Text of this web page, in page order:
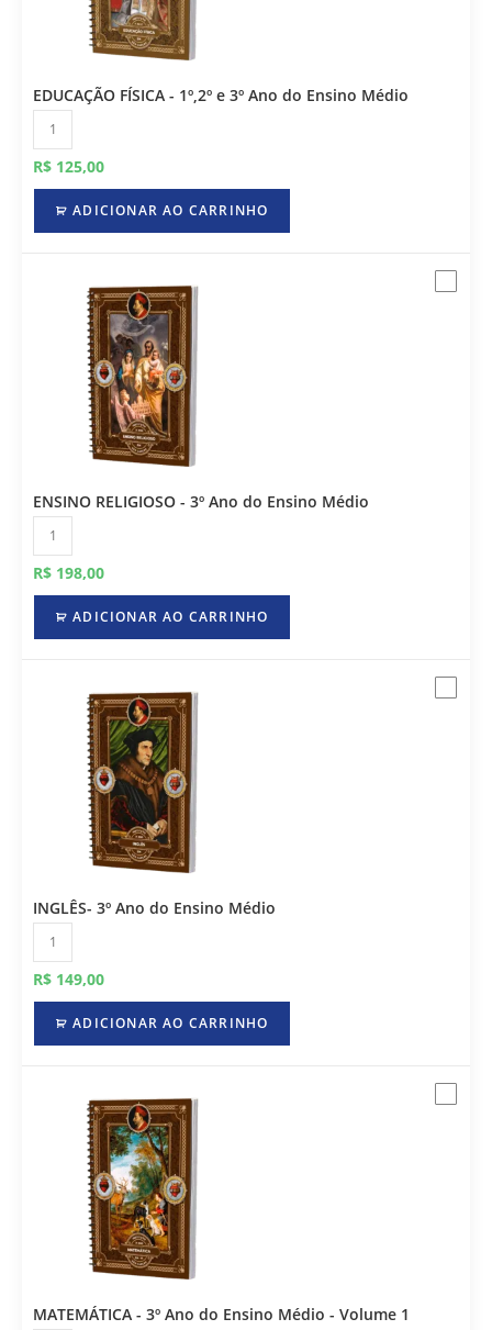
EDUCAÇÃO FÍSICA - 1º,2º e 3º Ano do Ensino Médio
R$ 125,00
ADICIONAR AO CARRINHO
ENSINO RELIGIOSO - 3º Ano do Ensino Médio
R$ 198,00
ADICIONAR AO CARRINHO
INGLÊS- 3º Ano do Ensino Médio
R$ 149,00
ADICIONAR AO CARRINHO
MATEMÁTICA - 3º Ano do Ensino Médio - Volume 1